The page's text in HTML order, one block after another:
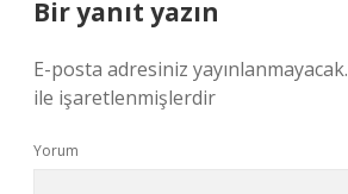
Bir yanıt yazın
E-posta adresiniz yayınlanmayacak.
ile işaretlenmişlerdir
Yorum